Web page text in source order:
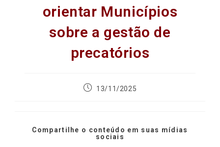
orientar Municípios
sobre a gestão de
precatórios
13/11/2025
Compartilhe o conteúdo em suas mídias
sociais